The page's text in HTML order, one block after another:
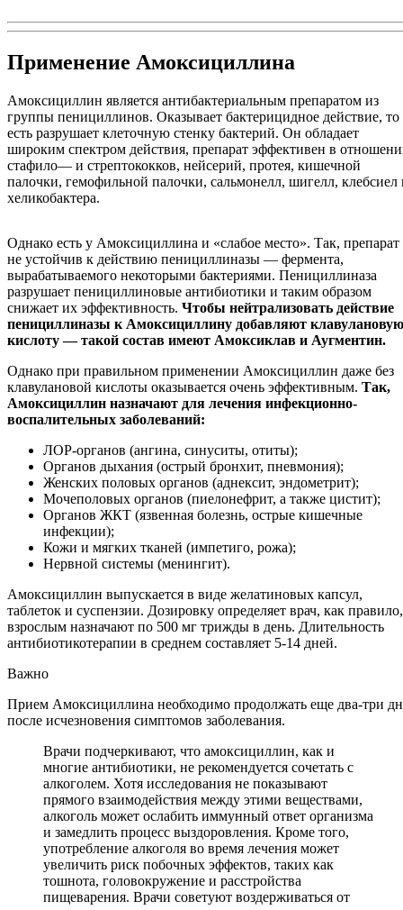
Применение Амоксициллина
Амоксициллин является антибактериальным препаратом из
группы пенициллинов. Оказывает бактерицидное действие, то
есть разрушает клеточную стенку бактерий. Он обладает
широким спектром действия, препарат эффективен в
стафило— и стрептококков, нейсерий, протея, кишечной
палочки, гемофильной палочки, сальмонелл, шигелл, клебсиел
хеликобактера.
Однако есть у Амоксициллина и «слабое место». Так, препарат
не устойчив к действию пенициллиназы — фермента,
вырабатываемого некоторыми бактериями. Пенициллиназа
разрушает пенициллиновые антибиотики и таким образом
снижает их эффективность. Чтобы нейтрализовать действие
пенициллиназы к Амоксициллину добавляют клавулановую
кислоту — такой состав имеют Амоксиклав и Аугментин.
Однако при правильном применении Амоксициллин даже без
клавулановой кислоты оказывается очень эффективным. Так,
Амоксициллин назначают для лечения инфекционно-
воспалительных заболеваний:
ЛОР-органов (ангина, синуситы, отиты);
Органов дыхания (острый бронхит, пневмония);
Женских половых органов (аднексит, эндометрит);
Мочеполовых органов (пиелонефрит, а также цистит);
Органов ЖКТ (язвенная болезнь, острые кишечные
инфекции);
Кожи и мягких тканей (импетиго, рожа);
Нервной системы (менингит).
Амоксициллин выпускается в виде желатиновых капсул,
таблеток и суспензии. Дозировку определяет врач, как правило,
взрослым назначают по 500 мг трижды в день. Длительность
антибиотикотерапии в среднем составляет 5-14 дней.
Важно
Прием Амоксициллина необходимо продолжать еще два-три
после исчезновения симптомов заболевания.
Врачи подчеркивают, что амоксициллин, как и
многие антибиотики, не рекомендуется сочетать с
алкоголем. Хотя исследования не показывают
прямого взаимодействия между этими веществами,
алкоголь может ослабить иммунный ответ организма
и замедлить процесс выздоровления. Кроме того,
употребление алкоголя во время лечения может
увеличить риск побочных эффектов, таких как
тошнота, головокружение и расстройства
пищеварения. Врачи советуют воздерживаться от